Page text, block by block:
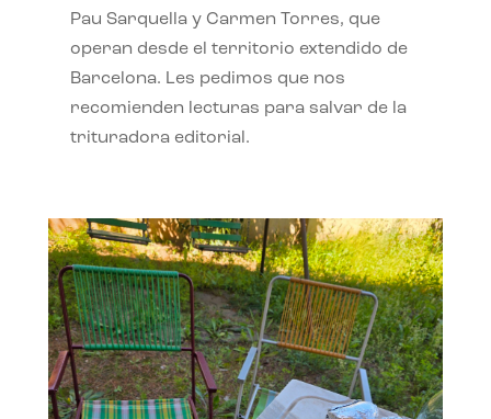
Pau Sarquella y Carmen Torres, que
operan desde el territorio extendido de
Barcelona. Les pedimos que nos
recomienden lecturas para salvar de la
trituradora editorial.